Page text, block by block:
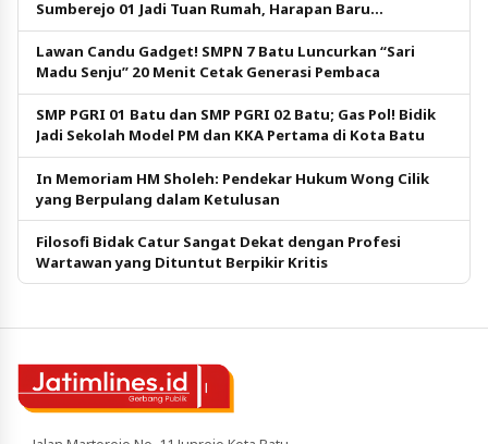
Sumberejo 01 Jadi Tuan Rumah, Harapan Baru
Pendidikan Gratis
Lawan Candu Gadget! SMPN 7 Batu Luncurkan “Sari
Madu Senju” 20 Menit Cetak Generasi Pembaca
SMP PGRI 01 Batu dan SMP PGRI 02 Batu; Gas Pol! Bidik
Jadi Sekolah Model PM dan KKA Pertama di Kota Batu
In Memoriam HM Sholeh: Pendekar Hukum Wong Cilik
yang Berpulang dalam Ketulusan
Filosofi Bidak Catur Sangat Dekat dengan Profesi
Wartawan yang Dituntut Berpikir Kritis